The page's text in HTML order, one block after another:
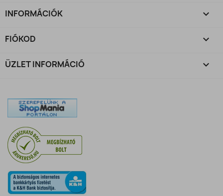
INFORMÁCIÓK 
FIÓKOD 
ÜZLET INFORMÁCIÓ keyboard_arrow_down